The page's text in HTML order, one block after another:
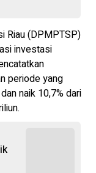
Riau (DPMPTSP)
investasi
periode yang
naik 10,7% dari